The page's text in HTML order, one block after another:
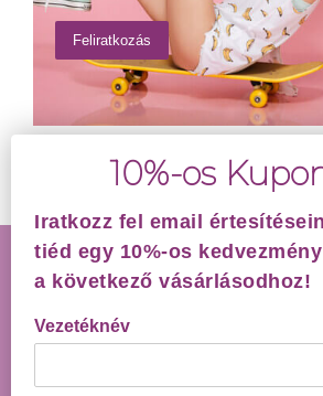
KÖVESS MINKET!
Iratkozz fel email
tiéd egy 10%-os
a következő vásárlásodhoz!
Vezetéknév